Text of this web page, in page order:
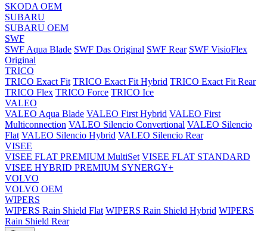
SKODA OEM
SUBARU
SUBARU OEM
SWF
SWF Aqua Blade SWF Das Original SWF Rear SWF VisioFlex
Original
TRICO
TRICO Exact Fit TRICO Exact Fit Hybrid TRICO Exact Fit Rear
TRICO Flex TRICO Force TRICO Ice
VALEO
VALEO Aqua Blade VALEO First Hybrid VALEO First
Multiconnection VALEO Silencio Convertional VALEO Silencio
Flat VALEO Silencio Hybrid VALEO Silencio Rear
VISEE
VISEE FLAT PREMIUM MultiSet VISEE FLAT STANDARD
VISEE HYBRID PREMIUM SYNERGY+
VOLVO
VOLVO OEM
WIPERS
WIPERS Rain Shield Flat WIPERS Rain Shield Hybrid WIPERS
Rain Shield Rear